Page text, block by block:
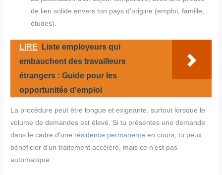
de lien solide envers ton pays d’origine (emploi, famille,
études).
LIRE
Liste employeurs qui
embauchent des travailleurs
étrangers : Guide pour les
opportunités d'emploi
La procédure peut être longue et exigeante, surtout lorsque le
volume de demandes est élevé. Si tu présentes une demande
dans le cadre d’une résidence permanente en cours, tu peux
bénéficier d’un traitement accéléré, mais ce n’est pas
automatique.